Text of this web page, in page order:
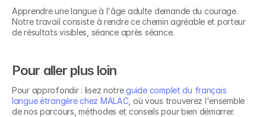
Apprendre une langue à l'âge adulte demande du courage.
Notre travail consiste à rendre ce chemin agréable et porteur
de résultats visibles, séance après séance.
Pour aller plus loin
Pour approfondir : lisez notre guide complet du français
langue étrangère chez MALAC, où vous trouverez l'ensemble
de nos parcours, méthodes et conseils pour bien démarrer.